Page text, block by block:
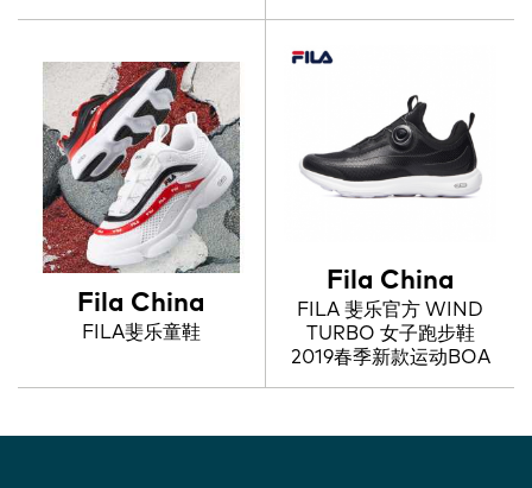
Fila China
FILA斐乐童鞋
Fila China
FILA 斐乐官方 WIND
TURBO 女子跑步鞋
2019春季新款运动BOA